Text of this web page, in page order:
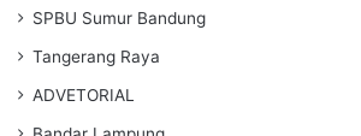
SPBU Sumur Bandung
Tangerang Raya
ADVETORIAL